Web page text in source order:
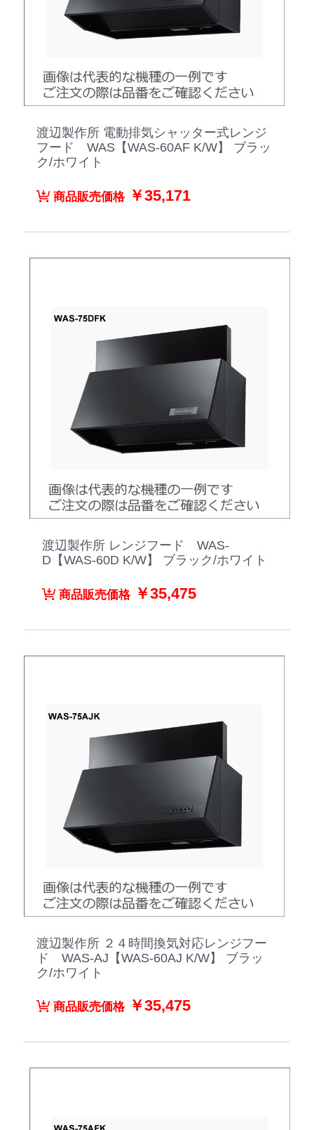
渡辺製作所 電動排気シャッター式レンジ
フード WAS【WAS-60AF K/W】 ブラッ
ク/ホワイト
商品販売価格￥35,171
渡辺製作所 レンジフード WAS-
D【WAS-60D K/W】 ブラック/ホワイト
商品販売価格￥35,475
渡辺製作所 ２４時間換気対応レンジフー
ド WAS-AJ【WAS-60AJ K/W】 ブラッ
ク/ホワイト
商品販売価格￥35,475